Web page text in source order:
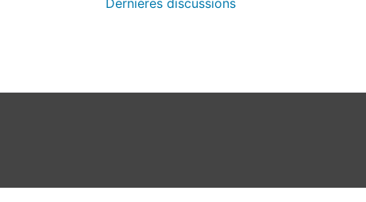
Dernières discussions